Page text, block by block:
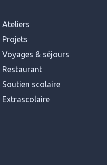
Ateliers
Projets
Voyages & séjours
Restaurant
Soutien scolaire
Extrascolaire